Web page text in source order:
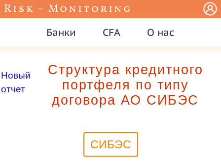
Risk – Monitoring
Банки CFA О нас
Новый
отчет
Структура кредитного
портфеля по типу
договора АО СИБЭС
СИБЭС